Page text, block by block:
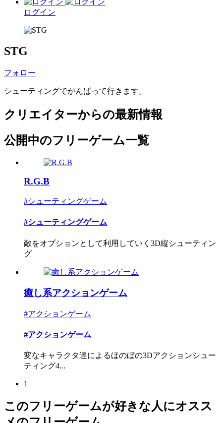
ログイン
STG
フォロー
シューティングでがんばって行きます。
クリエイターからの最新情報
公開中のフリーゲーム一覧
R.G.B
#シューティングゲーム
#シューティングゲーム
敵をオプションとして利用していく3D縦シューティン
グ
癒し系アクションゲーム
#アクションゲーム
#アクションゲーム
変なキャラクタ達によるほのぼの3Dアクションシュー
ティング4...
1
このフリーゲームが好きな人にオスス